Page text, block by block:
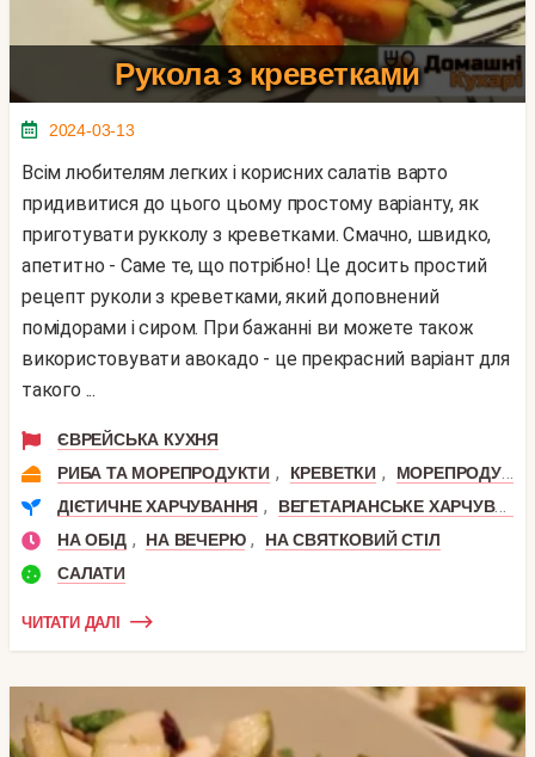
Рукола з креветками
2024-03-13
Всім любителям легких і корисних салатів варто
придивитися до цього цьому простому варіанту, як
приготувати рукколу з креветками. Смачно, швидко,
апетитно - Саме те, що потрібно! Це досить простий
рецепт руколи з креветками, який доповнений
помідорами і сиром. При бажанні ви можете також
використовувати авокадо - це прекрасний варіант для
такого ...
ЄВРЕЙСЬКА КУХНЯ
РИБА ТА МОРЕПРОДУКТИ , КРЕВЕТКИ ,
МОРЕПРОДУКТИ
ДІЄТИЧНЕ ХАРЧУВАННЯ ,
ВЕГЕТАРІАНСЬКЕ ХАРЧУВАННЯ
НА ОБІД , НА ВЕЧЕРЮ ,
НА СВЯТКОВИЙ СТІЛ
САЛАТИ
ЧИТАТИ ДАЛІ